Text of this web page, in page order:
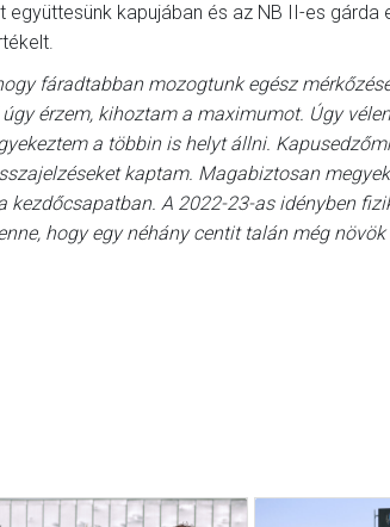
együttesünk kapujában és az NB II-es gárda
fáradtabban mozogtunk egész
érzem, kihoztam a maximumot. Úgy
a többin is helyt állni.
kaptam. Magabiztosan
A 2022-23-as idényben
hogy egy néhány centit talán még